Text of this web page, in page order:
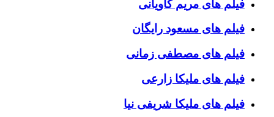
فیلم های مریم کاویانی
فیلم های مسعود رایگان
فیلم های مصطفی زمانی
فیلم های ملیکا زارعی
فیلم های ملیکا شریفی نیا